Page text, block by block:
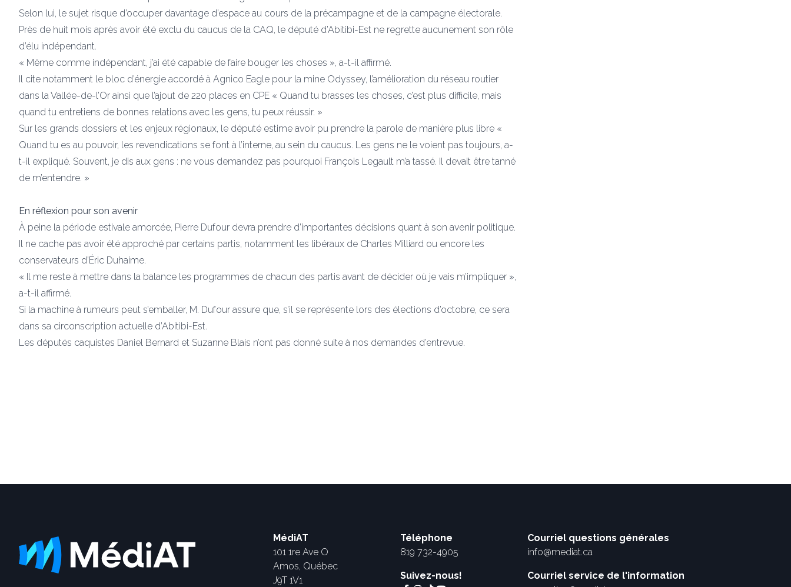
Selon lui, le sujet risque d’occuper davantage d’espace au cours de la précampagne et de la campagne électorale.
Près de huit mois après avoir été exclu du caucus de la CAQ, le député d’Abitibi-Est ne regrette aucunement son rôle
d’élu indépendant.
« Même comme indépendant, j’ai été capable de faire bouger les choses », a-t-il affirmé.
Il cite notamment le bloc d’énergie accordé à Agnico Eagle pour la mine Odyssey, l’amélioration du réseau routier
dans la Vallée-de-l’Or ainsi que l’ajout de 220 places en CPE « Quand tu brasses les choses, c’est plus difficile, mais
quand tu entretiens de bonnes relations avec les gens, tu peux réussir. »
Sur les grands dossiers et les enjeux régionaux, le député estime avoir pu prendre la parole de manière plus libre «
Quand tu es au pouvoir, les revendications se font à l’interne, au sein du caucus. Les gens ne le voient pas toujours, a-
t-il expliqué. Souvent, je dis aux gens : ne vous demandez pas pourquoi François Legault m’a tassé. Il devait être tanné
de m’entendre. »
En réflexion pour son avenir
À peine la période estivale amorcée, Pierre Dufour devra prendre d’importantes décisions quant à son avenir politique.
Il ne cache pas avoir été approché par certains partis, notamment les libéraux de Charles Milliard ou encore les
conservateurs d’Éric Duhaime.
« Il me reste à mettre dans la balance les programmes de chacun des partis avant de décider où je vais m’impliquer »,
a-t-il affirmé.
Si la machine à rumeurs peut s’emballer, M. Dufour assure que, s’il se représente lors des élections d’octobre, ce sera
dans sa circonscription actuelle d’Abitibi-Est.
Les députés caquistes Daniel Bernard et Suzanne Blais n’ont pas donné suite à nos demandes d’entrevue.
MédiAT
101 1re Ave O
Amos, Québec
J9T 1V1
Téléphone
819 732-4905
Suivez-nous!
Courriel questions générales
info@mediat.ca
Courriel service de l'information